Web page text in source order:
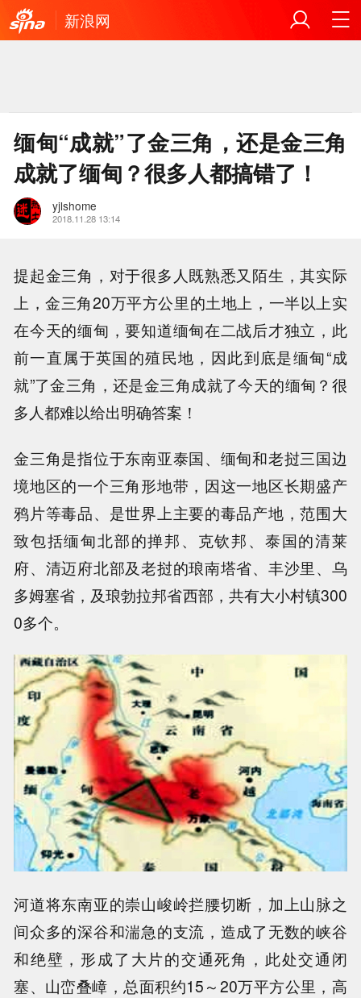
新浪网
缅甸“成就”了金三角，还是金三角
成就了缅甸？很多人都搞错了！
yjlshome
2018.11.28 13:14
提起金三角，对于很多人既熟悉又陌生，其实际
上，金三角20万平方公里的土地上，一半以上实
在今天的缅甸，要知道缅甸在二战后才独立，此
前一直属于英国的殖民地，因此到底是缅甸“成
就”了金三角，还是金三角成就了今天的缅甸？很
多人都难以给出明确答案！
金三角是指位于东南亚泰国、缅甸和老挝三国边
境地区的一个三角形地带，因这一地区长期盛产
鸦片等毒品、是世界上主要的毒品产地，范围大
致包括缅甸北部的掸邦、克钦邦、泰国的清莱
府、清迈府北部及老挝的琅南塔省、丰沙里、乌
多姆塞省，及琅勃拉邦省西部，共有大小村镇300
0多个。
河道将东南亚的崇山峻岭拦腰切断，加上山脉之
间众多的深谷和湍急的支流，造成了无数的峡谷
和绝壁，形成了大片的交通死角，此处交通闭
塞、山峦叠嶂，总面积约15～20万平方公里，高